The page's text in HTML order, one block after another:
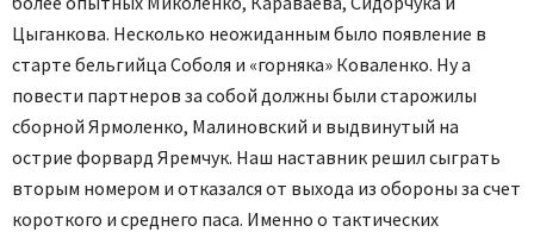
Цыганкова. Несколько неожиданным было появление в
старте бельгийца Соболя и «горняка» Коваленко. Ну а
повести партнеров за собой должны были старожилы
сборной Ярмоленко, Малиновский и выдвинутый на
острие форвард Яремчук. Наш наставник решил сыграть
вторым номером и отказался от выхода из обороны за счет
короткого и среднего паса. Именно о тактических